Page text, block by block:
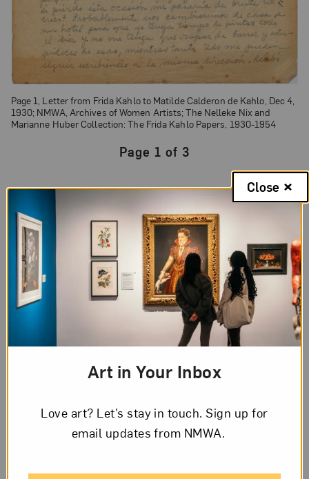
Page 1, Letter from Frida Kahlo to Matilde Calderon de Kahlo, Dec 4,
1930; NMWA, Archives of Women Artists; The Nelleke Nix and
Marianne Huber Collection: The Frida Kahlo Papers, 1930-1954
Page 1 of 3
1
of
Page
Letter
Frida
Matilde
Kahlo,
Transcription
Page 1 of 3 Transcription
Fairfax. Diciembre 4 1930
Art in Your Inbox
Love art? Let’s stay in touch. Sign up for
email updates from NMWA.
Close